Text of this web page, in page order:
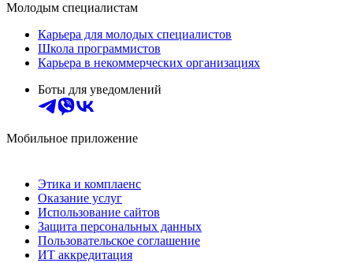
Молодым специалистам
Карьера для молодых специалистов
Школа программистов
Карьера в некоммерческих организациях
Боты для уведомлений
Мобильное приложение
Этика и комплаенс
Оказание услуг
Использование сайтов
Защита персональных данных
Пользовательское соглашение
ИТ аккредитация